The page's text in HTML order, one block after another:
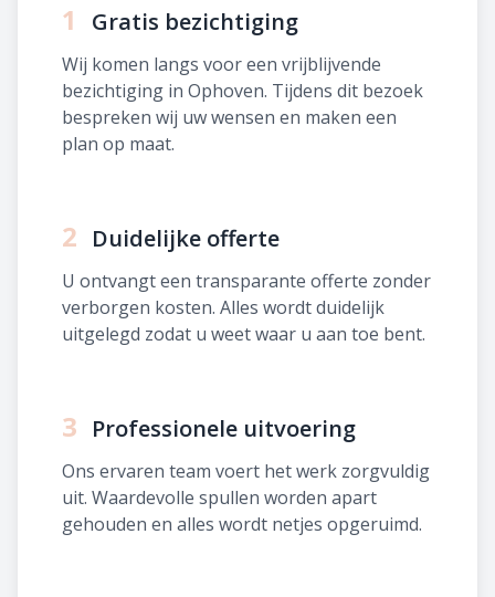
1 Gratis bezichtiging
Wij komen langs voor een vrijblijvende
bezichtiging in Ophoven. Tijdens dit bezoek
bespreken wij uw wensen en maken een
plan op maat.
2 Duidelijke offerte
U ontvangt een transparante offerte zonder
verborgen kosten. Alles wordt duidelijk
uitgelegd zodat u weet waar u aan toe bent.
3 Professionele uitvoering
Ons ervaren team voert het werk zorgvuldig
uit. Waardevolle spullen worden apart
gehouden en alles wordt netjes opgeruimd.